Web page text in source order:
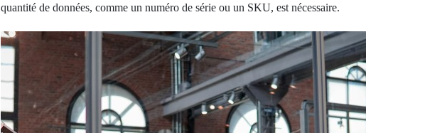
quantité de données, comme un numéro de série ou un SKU, est nécessaire.